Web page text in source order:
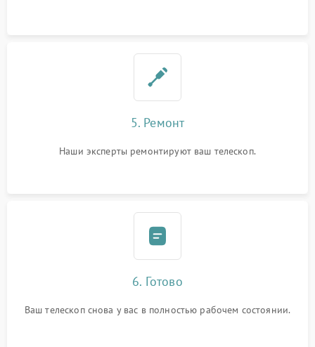
5. Ремонт
Наши эксперты ремонтируют ваш телескоп.
6. Готово
Ваш телескоп снова у вас в полностью рабочем состоянии.